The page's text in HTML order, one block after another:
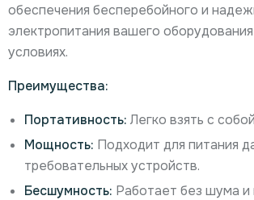
обеспечения бесперебойного и
электропитания вашего
условиях.
Преимущества:
Портативность: Легко взять с
Мощность: Подходит для питания
требовательных устройств.
Бесшумность: Работает без шума и